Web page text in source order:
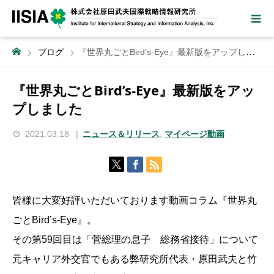
ブログ 『世界丸ごとBird’s-Eye』最新版をアップしました
『世界丸ごとBird’s-Eye』最新版をアッ
プしました
2021.03.18 ニュース＆リリース マイページ動画
皆様に大変好評いただいております動画コラム『世界丸
ごとBird’s-Eye』。
その第59回目は「菅総理の息子 総務省接待」について
元キャリア外交官でもある弊研究所代表・原田武夫と竹